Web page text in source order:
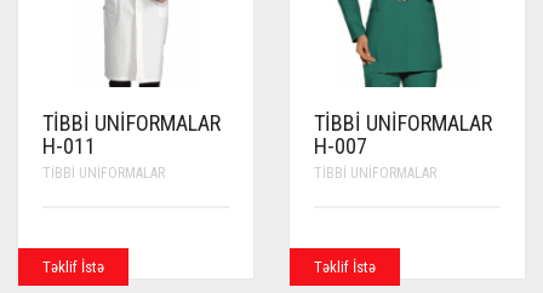
TIBBI UNIFORMALAR
H-011
TIBBI UNIFORMALAR
Təklif İstə
TIBBI UNIFORMALAR
H-007
TIBBI UNIFORMALAR
Təklif İstə